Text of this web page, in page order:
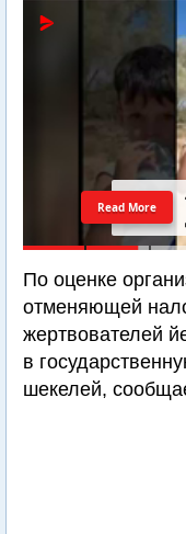
Read More
По оценке
отменяющей
жертвователей
в
шекелей,